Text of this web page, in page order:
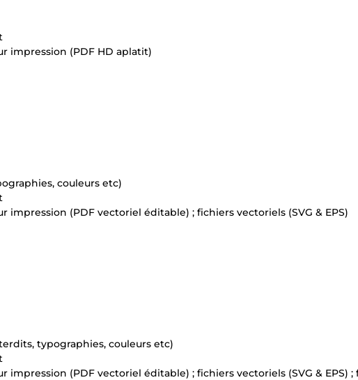
impression (PDF HD aplatit)
couleurs etc)
impression (PDF vectoriel éditable) ; fichiers vectoriels (SVG & EPS)
typographies, couleurs etc)
impression (PDF vectoriel éditable) ; fichiers vectoriels (SVG & EPS) ;